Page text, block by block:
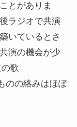
とがありま
ラジオで共演
いているとさ
演の機会が少
歌
のの絡みはほぼ